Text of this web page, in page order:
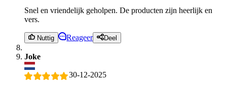
Snel en vriendelijk geholpen. De producten zijn heerlijk en
vers.
Nuttig Reageer Deel
Joke
30-12-2025